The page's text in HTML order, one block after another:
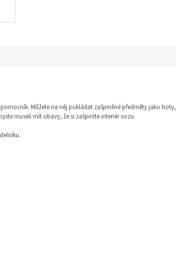
Můžete na něj pokládat zašpiněné předměty jako boty,
museli mít obavy, že si zašpiníte interiér vozu.